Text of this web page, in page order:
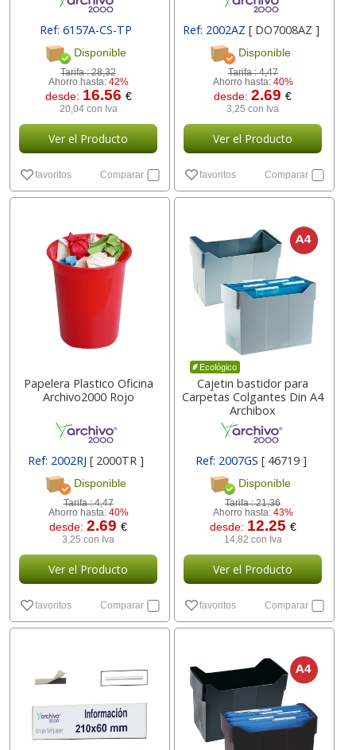
Ref: 6157A-CS-TP
[ 166395 ]
Disponible
Tarifa :28,32
Ahorro hasta: 42%
desde: 16.56 €
20,04 con Iva
Ver el Producto
favoritos Comparar
Ref: 2002AZ [ DO7008AZ ]
Disponible
Tarifa :4,47
Ahorro hasta: 40%
desde:2.69€
3,25 con Iva
Ver el Producto
favoritos Comparar
Papelera Plastico Oficina
Archivo2000 Rojo
Ref: 2002RJ[ 2000TR ]
Disponible
Tarifa :4,47
Ahorro hasta: 40%
desde:2.69€
3,25 con Iva
Ver el Producto
favoritos Comparar
Ecológico
Cajetin bastidor para
Carpetas Colgantes Din A4
Archibox
Ref: 2007GS [ 46719 ]
Disponible
Tarifa :21,36
Ahorro hasta: 43%
desde: 12.25 €
14,82 con Iva
Ver el Producto
favoritos Comparar